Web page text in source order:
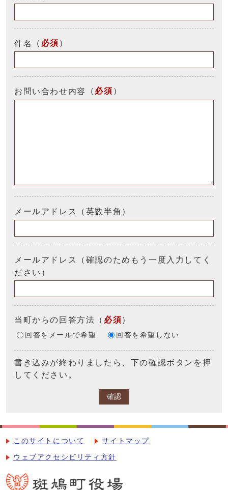
件名 （ 必須 ）
お問い合わせ内容 （ 必須 ）
メールアドレス（英数半角）
メールアドレス（確認のためもう一度入力してく
ださい）
当町からの回答方法 （ 必須）
回答をメールで希望 回答を希望しない
書き込みが終わりましたら、下の確認ボタンを押
してください。
確認
このサイトについて サイトマップ
ウェブアクセシビリティ方針